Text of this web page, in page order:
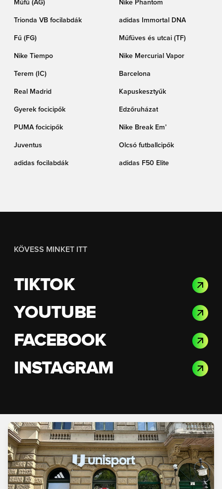
Műfű (AG) Nike Phantom
Trionda VB focilabdák adidas Immortal DNA
Fű (FG) Műfüves és utcai (TF)
Nike Tiempo Nike Mercurial Vapor
Terem (IC) Barcelona
Real Madrid Kapuskesztyűk
Gyerek focicipők Edzőruházat
PUMA focicipők Nike Break Em’
Juventus Olcsó futballcipők
adidas focilabdák adidas F50 Elite
KÖVESS MINKET ITT
TIKTOK
YOUTUBE
FACEBOOK
INSTAGRAM